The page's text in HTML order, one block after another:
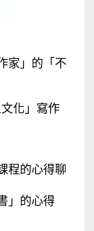
家」的「不
化」寫作
程的心得聊
」的心得